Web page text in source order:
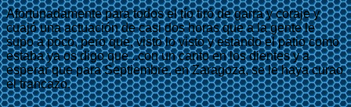
Afortunadamente para todos el tío tiró de garra y coraje y
cuajó una actuación de casi dos horas que a la gente le
supo a poco, pero que, visto lo visto y estando el patio como
estaba ya os digo que ..con un canto en los dientes y a
esperar que para Septiembre, en Zaragoza, se le haya curao
el trancazo.